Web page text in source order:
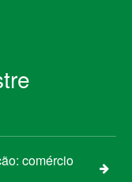
comércio